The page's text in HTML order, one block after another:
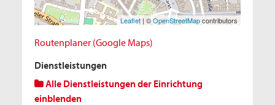
Leaflet| ©OpenStreetMapcontributors
Routenplaner (Google Maps)
Dienstleistungen
Alle Dienstleistungen der Einrichtung
einblenden